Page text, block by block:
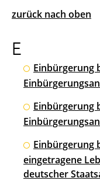
zurück nach oben
E
Einbürgerung
Einbürgerung
Einbürgerung
eingetragene
deutscher